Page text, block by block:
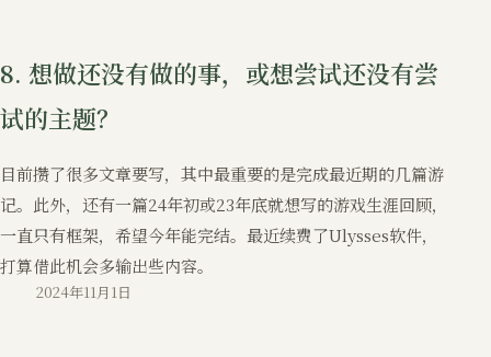
8. 想做还没有做的事，或想尝试还没有尝
试的主题？
目前攒了很多文章要写，其中最重要的是完成最近期的几篇游
记。此外，还有一篇24年初或23年底就想写的游戏生涯回顾，
一直只有框架，希望今年能完结。最近续费了Ulysses软件，
打算借此机会多输出些内容。
2024年11月1日